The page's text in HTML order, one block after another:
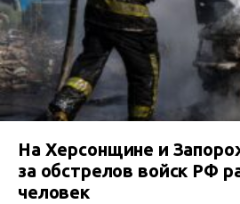
На Херсонщине и
за обстрелов войск РФ
человек